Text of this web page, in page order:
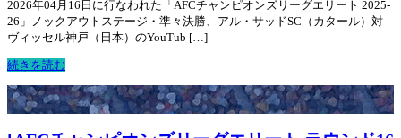
2026年04月16日に行なわれた「AFCチャンピオンズリーグエリート 2025-
26」ノックアウトステージ・準々決勝、アル・サッドSC（カタール）対
ヴィッセル神戸（日本）のYouTub […]
続きを読む